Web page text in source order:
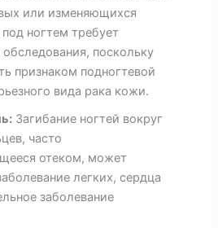
или изменяющихся
ногтем требует
поскольку
признаком подногтевой
вида рака кожи.
Загибание ногтей вокруг
часто
отеком, может
легких, сердца
заболевание